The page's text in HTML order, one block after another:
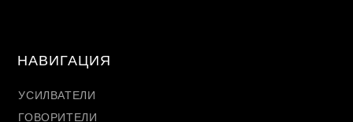
НАВИГАЦИЯ
УСИЛВАТЕЛИ
ГОВОРИТЕЛИ